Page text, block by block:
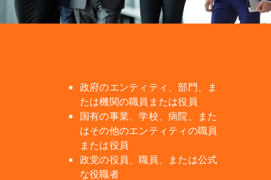
政府のエンティティ、部門、ま
たは機関の職員または役員
国有の事業、学校、病院、また
はその他のエンティティの職員
または役員
政党の役員、職員、または公式
な役職者